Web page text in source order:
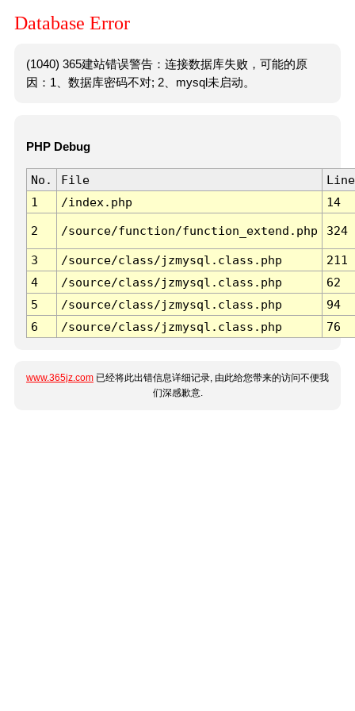
Database Error
(1040) 365建站错误警告：连接数据库失败，可能的原
因：1、数据库密码不对; 2、mysql未启动。
PHP Debug
No. File
Line
1
/index.php 14
2 /source/function/function_extend.php 324
3 /source/class/jzmysql.class.php
211
4
/source/class/jzmysql.class.php
62
5
/source/class/jzmysql.class.php
94
6
/source/class/jzmysql.class.php 76
www.365jz.com 已经将此出错信息详细记录, 由此给您带来的访问不便我
们深感歉意.